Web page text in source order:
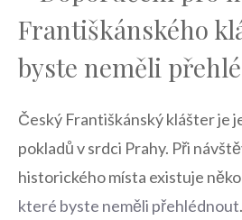
Františkánského
byste neměli
Český Františkánský klášter je
pokladů v srdci Prahy. Při‍
historického místa existuje
které byste neměli přehlédnout